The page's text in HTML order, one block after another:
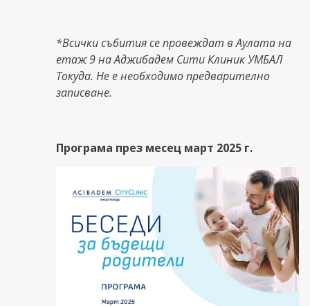
*Всички събития се провеждат в Аулата на
етаж 9 на Аджибадем Сити Клиник УМБАЛ
Токуда. Не е необходимо предварително
записване.
Програма през месец март 2025 г.